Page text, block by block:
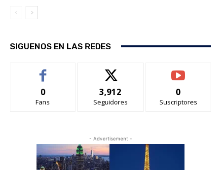
SIGUENOS EN LAS REDES
0
Fans
3,912
Seguidores
0
Suscriptores
- Advertisement -